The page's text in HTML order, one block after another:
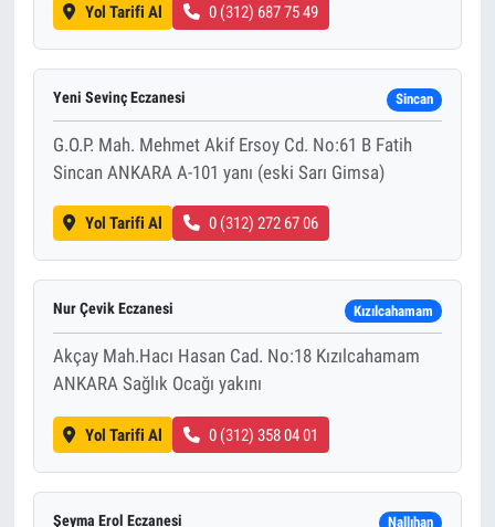
Yol Tarifi Al 0 (312) 687 75 49
Yeni Sevinç Eczanesi Sincan
G.O.P. Mah. Mehmet Akif Ersoy Cd. No:61 B Fatih
Sincan ANKARA A-101 yanı (eski Sarı Gimsa)
Yol Tarifi Al 0 (312) 272 67 06
Nur Çevik Eczanesi Kızılcahamam
Akçay Mah.Hacı Hasan Cad. No:18 Kızılcahamam
ANKARA Sağlık Ocağı yakını
Yol Tarifi Al 0 (312) 358 04 01
Şeyma Erol Eczanesi Nallıhan